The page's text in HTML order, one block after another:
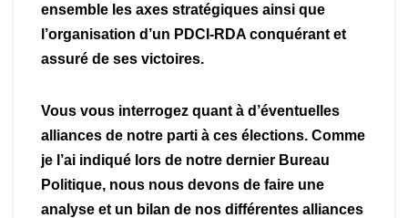
ensemble les axes stratégiques ainsi que
l’organisation d’un PDCI-RDA conquérant et
assuré de ses victoires.
Vous vous interrogez quant à d’éventuelles
alliances de notre parti à ces élections. Comme
je l’ai indiqué lors de notre dernier Bureau
Politique, nous nous devons de faire une
analyse et un bilan de nos différentes alliances